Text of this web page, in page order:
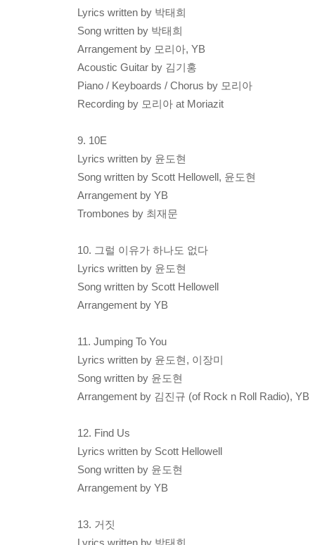
Lyrics written by 박태희
Song written by 박태희
Arrangement by 모리아, YB
Acoustic Guitar by 김기홍
Piano / Keyboards / Chorus by 모리아
Recording by 모리아 at Moriazit
9. 10E
Lyrics written by 윤도현
Song written by Scott Hellowell, 윤도현
Arrangement by YB
Trombones by 최재문
10. 그럴 이유가 하나도 없다
Lyrics written by 윤도현
Song written by Scott Hellowell
Arrangement by YB
11. Jumping To You
Lyrics written by 윤도현, 이장미
Song written by 윤도현
Arrangement by 김진규 (of Rock n Roll Radio), YB
12. Find Us
Lyrics written by Scott Hellowell
Song written by 윤도현
Arrangement by YB
13. 거짓
Lyrics written by 박태희